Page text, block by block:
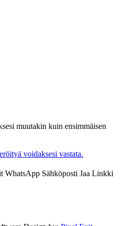
muutakin kuin ensimmäisen
voidaksesi vastata.
WhatsApp Sähköposti Jaa Linkki